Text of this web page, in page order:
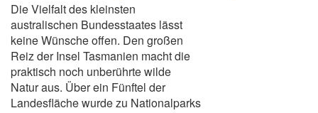
Die Vielfalt des kleinsten
australischen Bundesstaates lässt
keine Wünsche offen. Den großen
Reiz der Insel Tasmanien macht die
praktisch noch unberührte wilde
Natur aus. Über ein Fünftel der
Landesfläche wurde zu Nationalparks